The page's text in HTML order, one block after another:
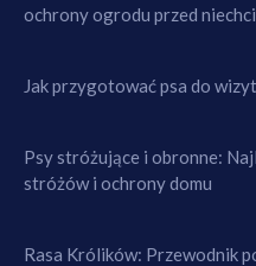
ochrony ogrodu przed
Jak przygotować psa do
Psy stróżujące i obronne:
stróżów i ochrony domu
Rasa Królików: Przewodnik